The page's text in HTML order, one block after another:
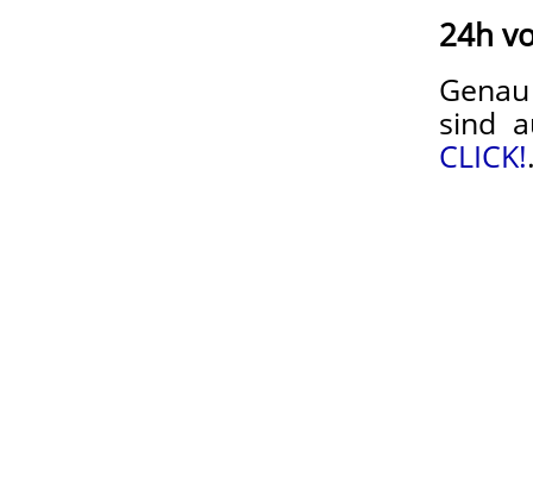
24h
sind
CLICK!